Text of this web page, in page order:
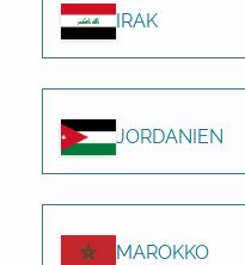
IRAK
JORDANIEN
MAROKKO